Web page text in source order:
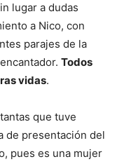
lugar a dudas
a Nico, con
parajes de la
Todos
vidas.
que tuve
de presentación del
pues es una mujer